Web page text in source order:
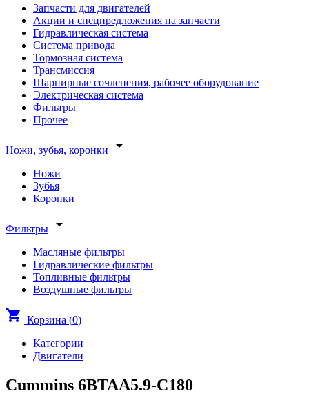
Запчасти для двигателей
Акции и спецпредложения на запчасти
Гидравлическая система
Система привода
Тормозная система
Трансмиссия
Шарнирные сочленения, рабочее оборудование
Электрическая система
Фильтры
Прочее
Ножи, зубья, коронки arrow_drop_down
Ножи
Зубья
Коронки
Фильтры arrow_drop_down
Масляные фильтры
Гидравлические фильтры
Топливные фильтры
Воздушные фильтры
shopping_cart Корзина (0)
Категории
Двигатели
Cummins 6BTAA5.9-C180